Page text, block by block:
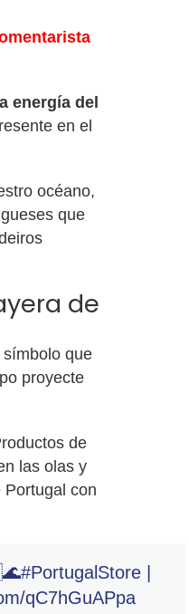
energía del
en el
océano,
que
de
que
proyecte
de
las olas y
Portugal con
#PortugalStore
qC7hGuAPpa